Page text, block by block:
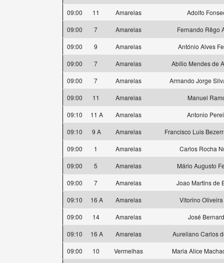
09:00
11 Amarelas
Adolfo
09:00
7 Amarelas
Fernando Rêgo
09:00
9 Amarelas
António Alves
09:00
7 Amarelas
Abílio Mendes de
09:00
7 Amarelas
Armando Jorge
09:00
11 Amarelas
Manuel
09:10
11 A Amarelas
Antonio
09:10
9 A Amarelas
Francisco Luis
09:00
1 Amarelas
Carlos Rocha
09:00
5 Amarelas
Mário Augusto
09:00
7 Amarelas
Joao Martins de
09:10
16 A Amarelas
Vitorino
09:00
14 Amarelas
José
09:10
16 A Amarelas
Aureliano Carlos
09:00
10 Vermelhas
Maria Alice